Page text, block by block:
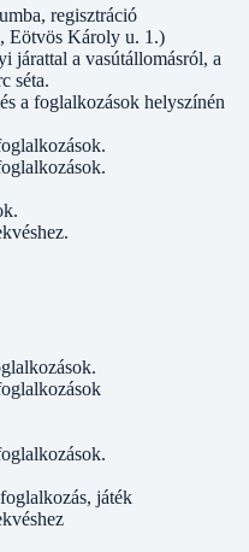
regisztráció
Eötvös Károly u. 1.)
járattal a vasútállomásról, a
séta.
a foglalkozások helyszínén
foglalkozások.
foglalkozások
játék